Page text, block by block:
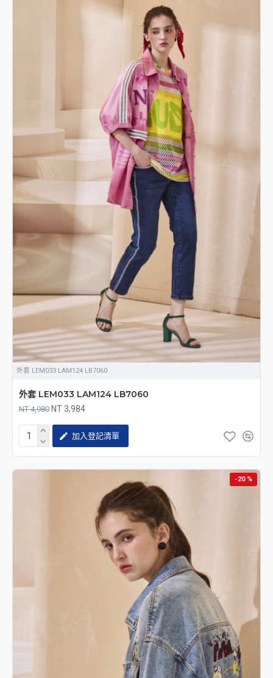
外套 LEM033 LAM124 LB7060
外套 LEM033 LAM124 LB7060
NT 4,980 NT 3,984
加入登記清單
-20 %